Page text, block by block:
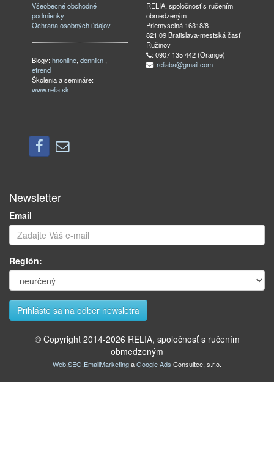
Všeobecné obchodné
podmienky
Ochrana osobných údajov
Blogy:hnonline,dennikn ,
etrend
Školenia a semináre:
www.relia.sk
RELIA, spoločnosť s ručením
obmedzeným
Priemyselná 16318/8
821 09 Bratislava-mestská časť
Ružinov
: 0907 135 442 (Orange)
: reliaba@gmail.com
Newsletter
Email
Región:
© Copyright 2014-2026 RELIA, spoločnosť s ručením
obmedzeným
Web,SEO,EmailMarketingaGoogle Ads Consultee, s.r.o.